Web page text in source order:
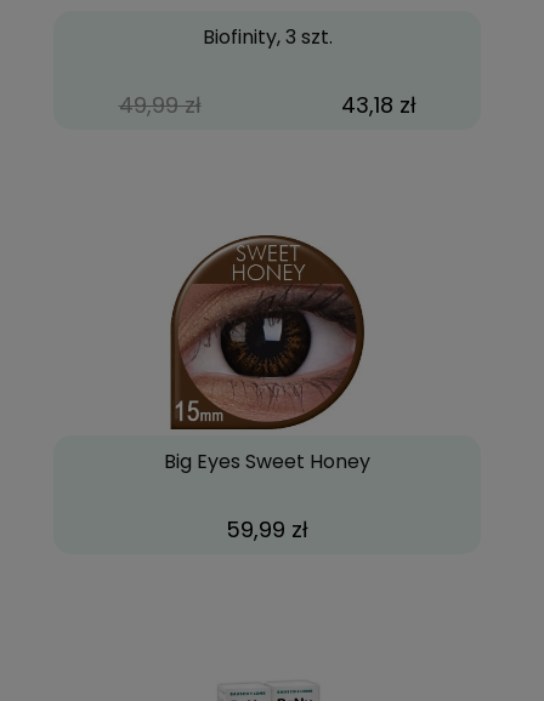
Biofinity, 3 szt.
49,99 zł 43,18 zł
Big Eyes Sweet Honey
59,99 zł